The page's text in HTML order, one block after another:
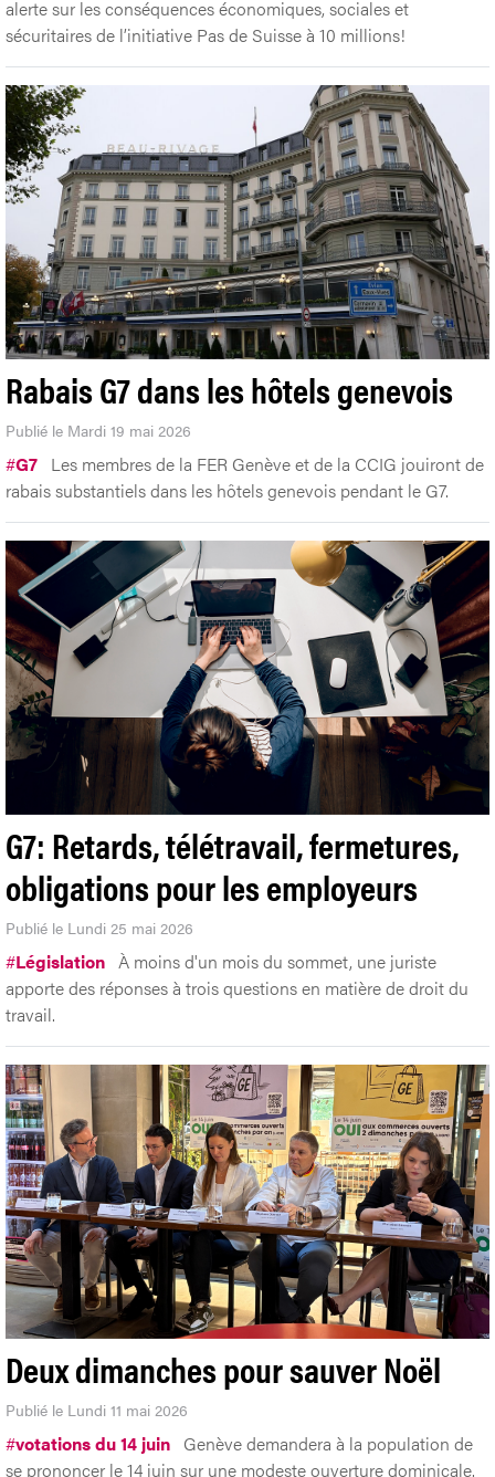
alerte sur les conséquences économiques, sociales et
sécuritaires de l’initiative Pas de Suisse à 10 millions!
Rabais G7 dans les hôtels genevois
Publié le Mardi 19 mai 2026
#G7 Les membres de la FER Genève et de la CCIG jouiront de
rabais substantiels dans les hôtels genevois pendant le G7.
G7: Retards, télétravail, fermetures,
obligations pour les employeurs
Publié le Lundi 25 mai 2026
#Législation À moins d'un mois du sommet, une juriste
apporte des réponses à trois questions en matière de droit du
travail.
Deux dimanches pour sauver Noël
Publié le Lundi 11 mai 2026
#votations du 14 juin Genève demandera à la population de
se prononcer le 14 juin sur une modeste ouverture dominicale.